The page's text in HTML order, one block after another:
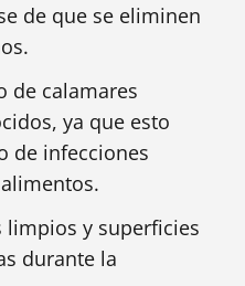
de que se eliminen
de calamares
ya que esto
de infecciones
y superficies
durante la